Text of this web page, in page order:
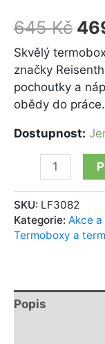
645Kč
Skvělý
značky
pochoutky a
obědy do práce.
Dostupnost:
SKU: LF3082
Kategorie: Akce
Termoboxy a
Popis